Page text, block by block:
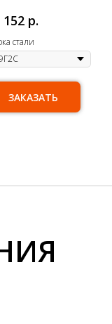
152 р.
стали
ЗАКАЗАТЬ